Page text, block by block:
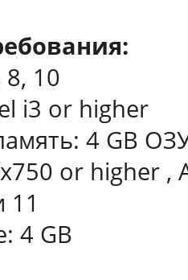
10
i3 or higher
4 GB
or higher ,
11
4 GB